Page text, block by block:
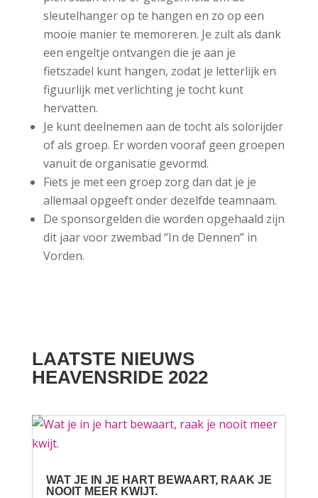
sleutelhanger op te hangen en zo op een
mooie manier te memoreren. Je zult als dank
een engeltje ontvangen die je aan je
fietszadel kunt hangen, zodat je letterlijk en
figuurlijk met verlichting je tocht kunt
hervatten.
Je kunt deelnemen aan de tocht als solorijder
of als groep. Er worden vooraf geen groepen
vanuit de organisatie gevormd.
Fiets je met een groep zorg dan dat je je
allemaal opgeeft onder dezelfde teamnaam.
De sponsorgelden die worden opgehaald zijn
dit jaar voor zwembad “In de Dennen” in
Vorden.
LAATSTE NIEUWS
HEAVENSRIDE 2022
WAT JE IN JE HART BEWAART, RAAK JE
NOOIT MEER KWIJT.